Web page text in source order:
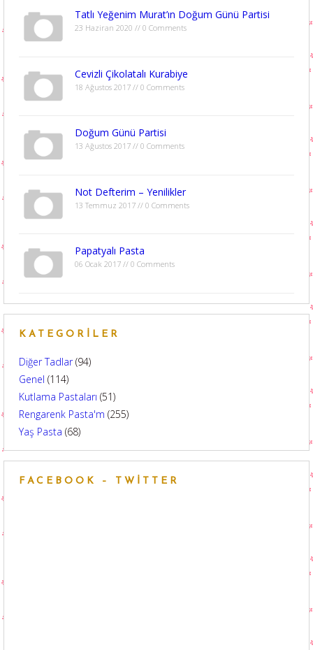
Tatlı Yeğenim Murat’ın Doğum Günü Partisi
23 Haziran 2020 // 0 Comments
Cevizli Çikolatalı Kurabiye
18 Ağustos 2017 // 0 Comments
Doğum Günü Partisi
13 Ağustos 2017 // 0 Comments
Not Defterim – Yenilikler
13 Temmuz 2017 // 0 Comments
Papatyalı Pasta
06 Ocak 2017 // 0 Comments
KATEGORILER
Diğer Tadlar(94)
Genel (114)
Kutlama Pastaları (51)
Rengarenk Pasta'm (255)
Yaş Pasta (68)
FACEBOOK – TWITTER